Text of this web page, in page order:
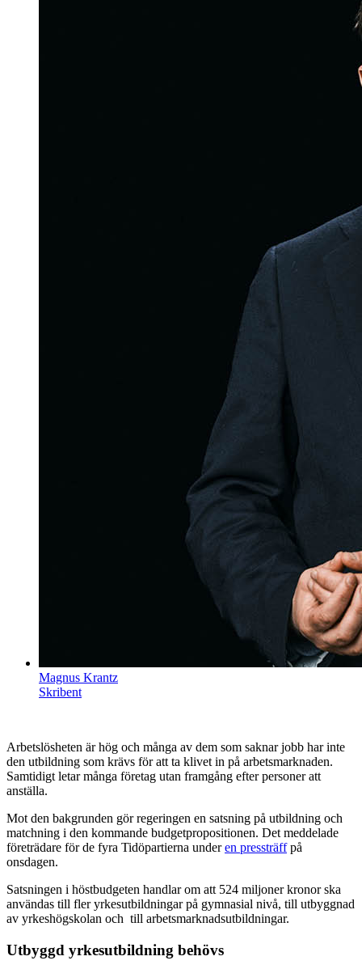
Magnus Krantz
Skribent
Arbetslösheten är hög och många av dem som saknar jobb har inte
den utbildning som krävs för att ta klivet in på arbetsmarknaden.
Samtidigt letar många företag utan framgång efter personer att
anställa.
Mot den bakgrunden gör regeringen en satsning på utbildning och
matchning i den kommande budgetpropositionen. Det meddelade
företrädare för de fyra Tidöpartierna underen pressträffpå
onsdagen.
Satsningen i höstbudgeten handlar om att 524 miljoner kronor ska
användas till fler yrkesutbildningar på gymnasial nivå, till utbyggnad
av yrkeshögskolan och till arbetsmarknadsutbildningar.
Utbyggd yrkesutbildning behövs